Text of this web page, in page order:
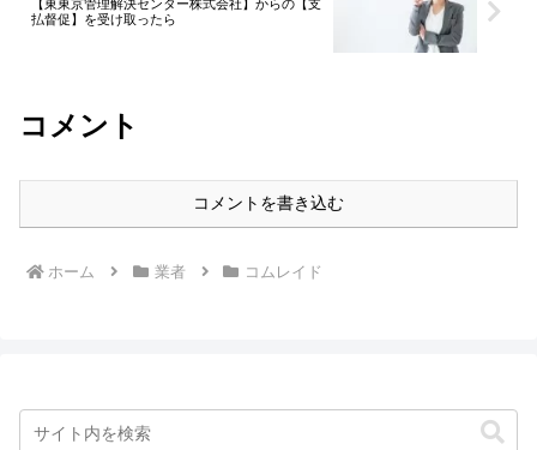
【東東京管理解決センター株式会社】からの【支
払督促】を受け取ったら
コメント
コメントを書き込む
ホーム 業者 コムレイド